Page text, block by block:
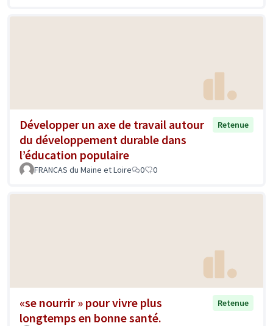
Développer un axe de travail autour
du développement durable dans
l’éducation populaire
Retenue
FRANCAS du Maine et Loire 0 0
«se nourrir » pour vivre plus
longtemps en bonne santé.
Retenue